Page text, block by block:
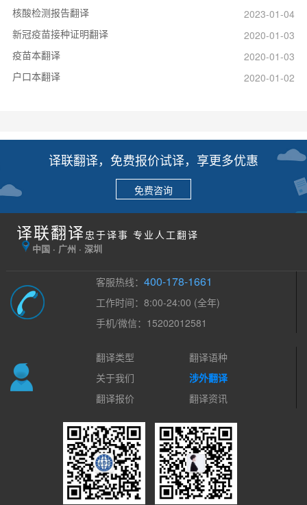
核酸检测报告翻译
2023-01-04
新冠疫苗接种证明翻译
2020-01-03
疫苗本翻译
2020-01-03
户口本翻译
2020-01-02
译联翻译，免费报价试译，享更多优惠
免费咨询
译联翻译 忠于译事 专业人工翻译
中国 · 广州 · 深圳
客服热线：400-178-1661
工作时间：8:00-24:00 (全年)
手机/微信：15202012581
翻译类型
翻译语种
关于我们
涉外翻译
翻译报价
翻译资讯